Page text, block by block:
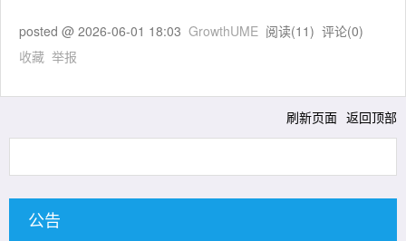
posted @ 2026-06-01 18:03 GrowthUME 阅读(11) 评论(0)
收藏 举报
刷新页面 返回顶部
公告